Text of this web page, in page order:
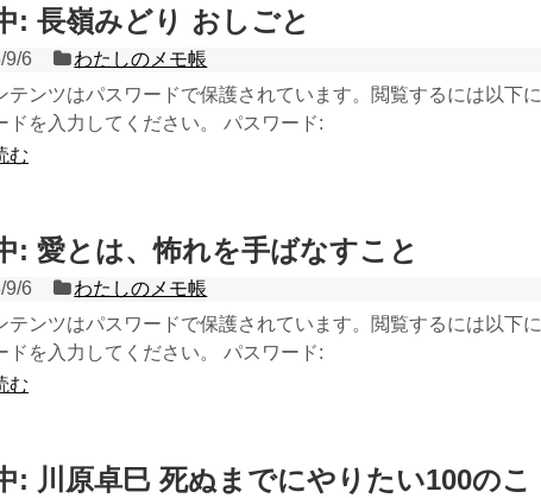
: 長嶺みどり おしごと
9/6
わたしのメモ帳
テンツはパスワードで保護されています。閲覧するには以下に
ドを入力してください。 パスワード:
む
: 愛とは、怖れを手ばなすこと
9/6
わたしのメモ帳
テンツはパスワードで保護されています。閲覧するには以下に
ドを入力してください。 パスワード:
む
: 川原卓巳 死ぬまでにやりたい100のこ